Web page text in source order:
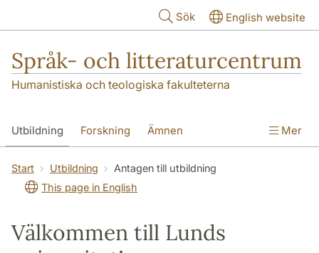
Sök English website
Språk- och litteraturcentrum
Humanistiska och teologiska fakulteterna
Utbildning Forskning Ämnen
SOL-husen Kontakt Institutionen
översättning till svenska
Mer
Start Utbildning
Antagen till utbildning
This page in English
Välkommen till Lunds